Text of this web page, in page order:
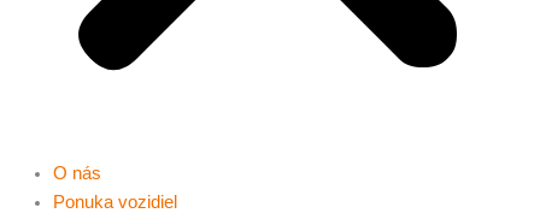
O nás
Ponuka vozidiel